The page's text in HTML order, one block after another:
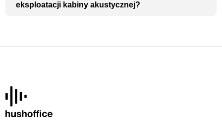
eksploatacji kabiny akustycznej?